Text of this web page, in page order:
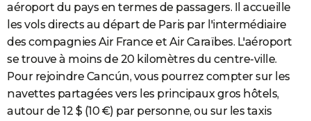
aéroport du pays en termes de passagers. Il accueille
les vols directs au départ de Paris par l'intermédiaire
des compagnies Air France et Air Caraïbes. L'aéroport
se trouve à moins de 20 kilomètres du centre-ville.
Pour rejoindre Cancún, vous pourrez compter sur les
navettes partagées vers les principaux gros hôtels,
autour de 12 $ (10 €) par personne, ou sur les taxis